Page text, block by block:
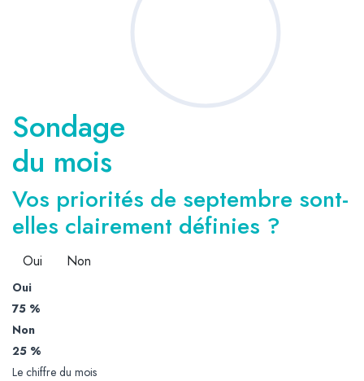
Sondage
du mois
Vos priorités de septembre sont-
elles clairement définies ?
Oui Non
Oui
75 %
Non
25 %
Le chiffre du mois